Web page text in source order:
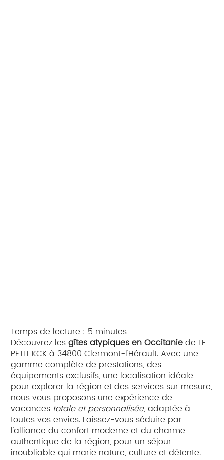
Temps de lecture : 5 minutes
Découvrez lesgîtes atypiques en Occitaniede LE
PETIT KCK à 34800 Clermont-l'Hérault. Avec une
gamme complète de prestations, des
équipements exclusifs, une localisation idéale
pour explorer la région et des services sur mesure,
nous vous proposons une expérience de
vacances totale et personnalisée, adaptée à
toutes vos envies. Laissez-vous séduire par
l'alliance du confort moderne et du charme
authentique de la région, pour un séjour
inoubliable qui marie nature, culture et détente.